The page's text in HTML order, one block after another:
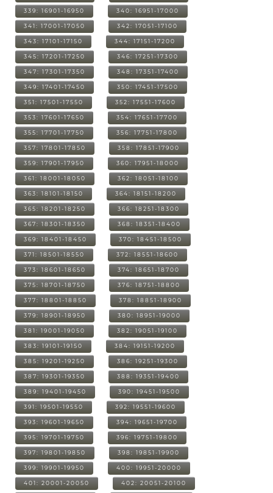
339: 16901-16950 340: 16951-17000
341: 17001-17050 342: 17051-17100
343: 17101-17150 344: 17151-17200
345: 17201-17250 346: 17251-17300
347: 17301-17350 348: 17351-17400
349: 17401-17450 350: 17451-17500
351: 17501-17550 352: 17551-17600
353: 17601-17650 354: 17651-17700
355: 17701-17750 356: 17751-17800
357: 17801-17850 358: 17851-17900
359: 17901-17950 360: 17951-18000
361: 18001-18050 362: 18051-18100
363: 18101-18150 364: 18151-18200
365: 18201-18250 366: 18251-18300
367: 18301-18350 368: 18351-18400
369: 18401-18450 370: 18451-18500
371: 18501-18550 372: 18551-18600
373: 18601-18650 374: 18651-18700
375: 18701-18750 376: 18751-18800
377: 18801-18850 378: 18851-18900
379: 18901-18950 380: 18951-19000
381: 19001-19050 382: 19051-19100
383: 19101-19150 384: 19151-19200
385: 19201-19250 386: 19251-19300
387: 19301-19350 388: 19351-19400
389: 19401-19450 390: 19451-19500
391: 19501-19550 392: 19551-19600
393: 19601-19650 394: 19651-19700
395: 19701-19750 396: 19751-19800
397: 19801-19850 398: 19851-19900
399: 19901-19950 400: 19951-20000
401: 20001-20050 402: 20051-20100